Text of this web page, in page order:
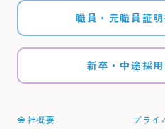
職員・元職員証
新卒・中途採
会社概要 プライ